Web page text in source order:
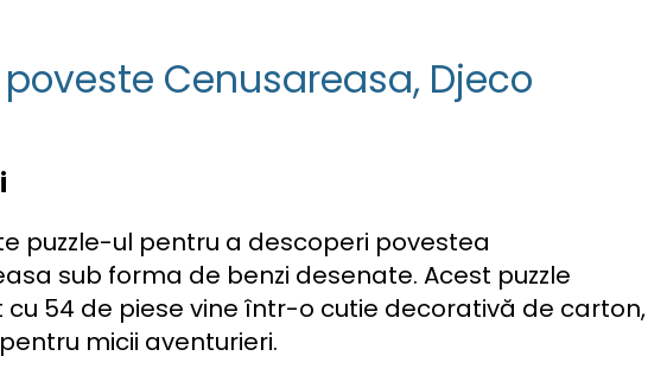
poveste Cenusareasa, Djeco
puzzle-ul pentru a descoperi povestea
sub forma de benzi desenate. Acest puzzle
54 de piese vine într-o cutie decorativă de carton,
micii aventurieri.